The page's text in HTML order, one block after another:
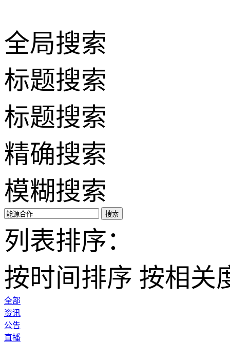
全局搜索
标题搜索
标题搜索
精确搜索
模糊搜索
搜索
列表排序：
按时间排序 按相关
全部
资讯
公告
直播